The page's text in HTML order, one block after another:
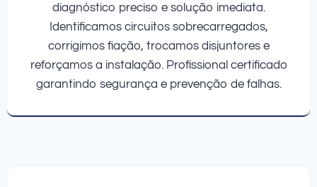
diagnóstico preciso e solução imediata.
Identificamos circuitos sobrecarregados,
corrigimos fiação, trocamos disjuntores e
reforçamos a instalação. Profissional certificado
garantindo segurança e prevenção de falhas.